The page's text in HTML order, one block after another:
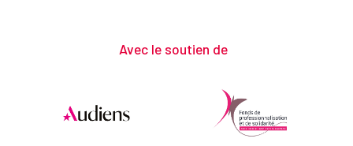
Avec le soutien de